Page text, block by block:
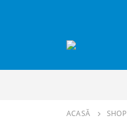
ACASĂ SHOP